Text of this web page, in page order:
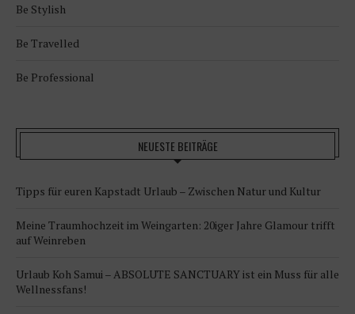
Be Stylish
Be Travelled
Be Professional
NEUESTE BEITRÄGE
Tipps für euren Kapstadt Urlaub – Zwischen Natur und Kultur
Meine Traumhochzeit im Weingarten: 20iger Jahre Glamour trifft
auf Weinreben
Urlaub Koh Samui – ABSOLUTE SANCTUARY ist ein Muss für alle
Wellnessfans!